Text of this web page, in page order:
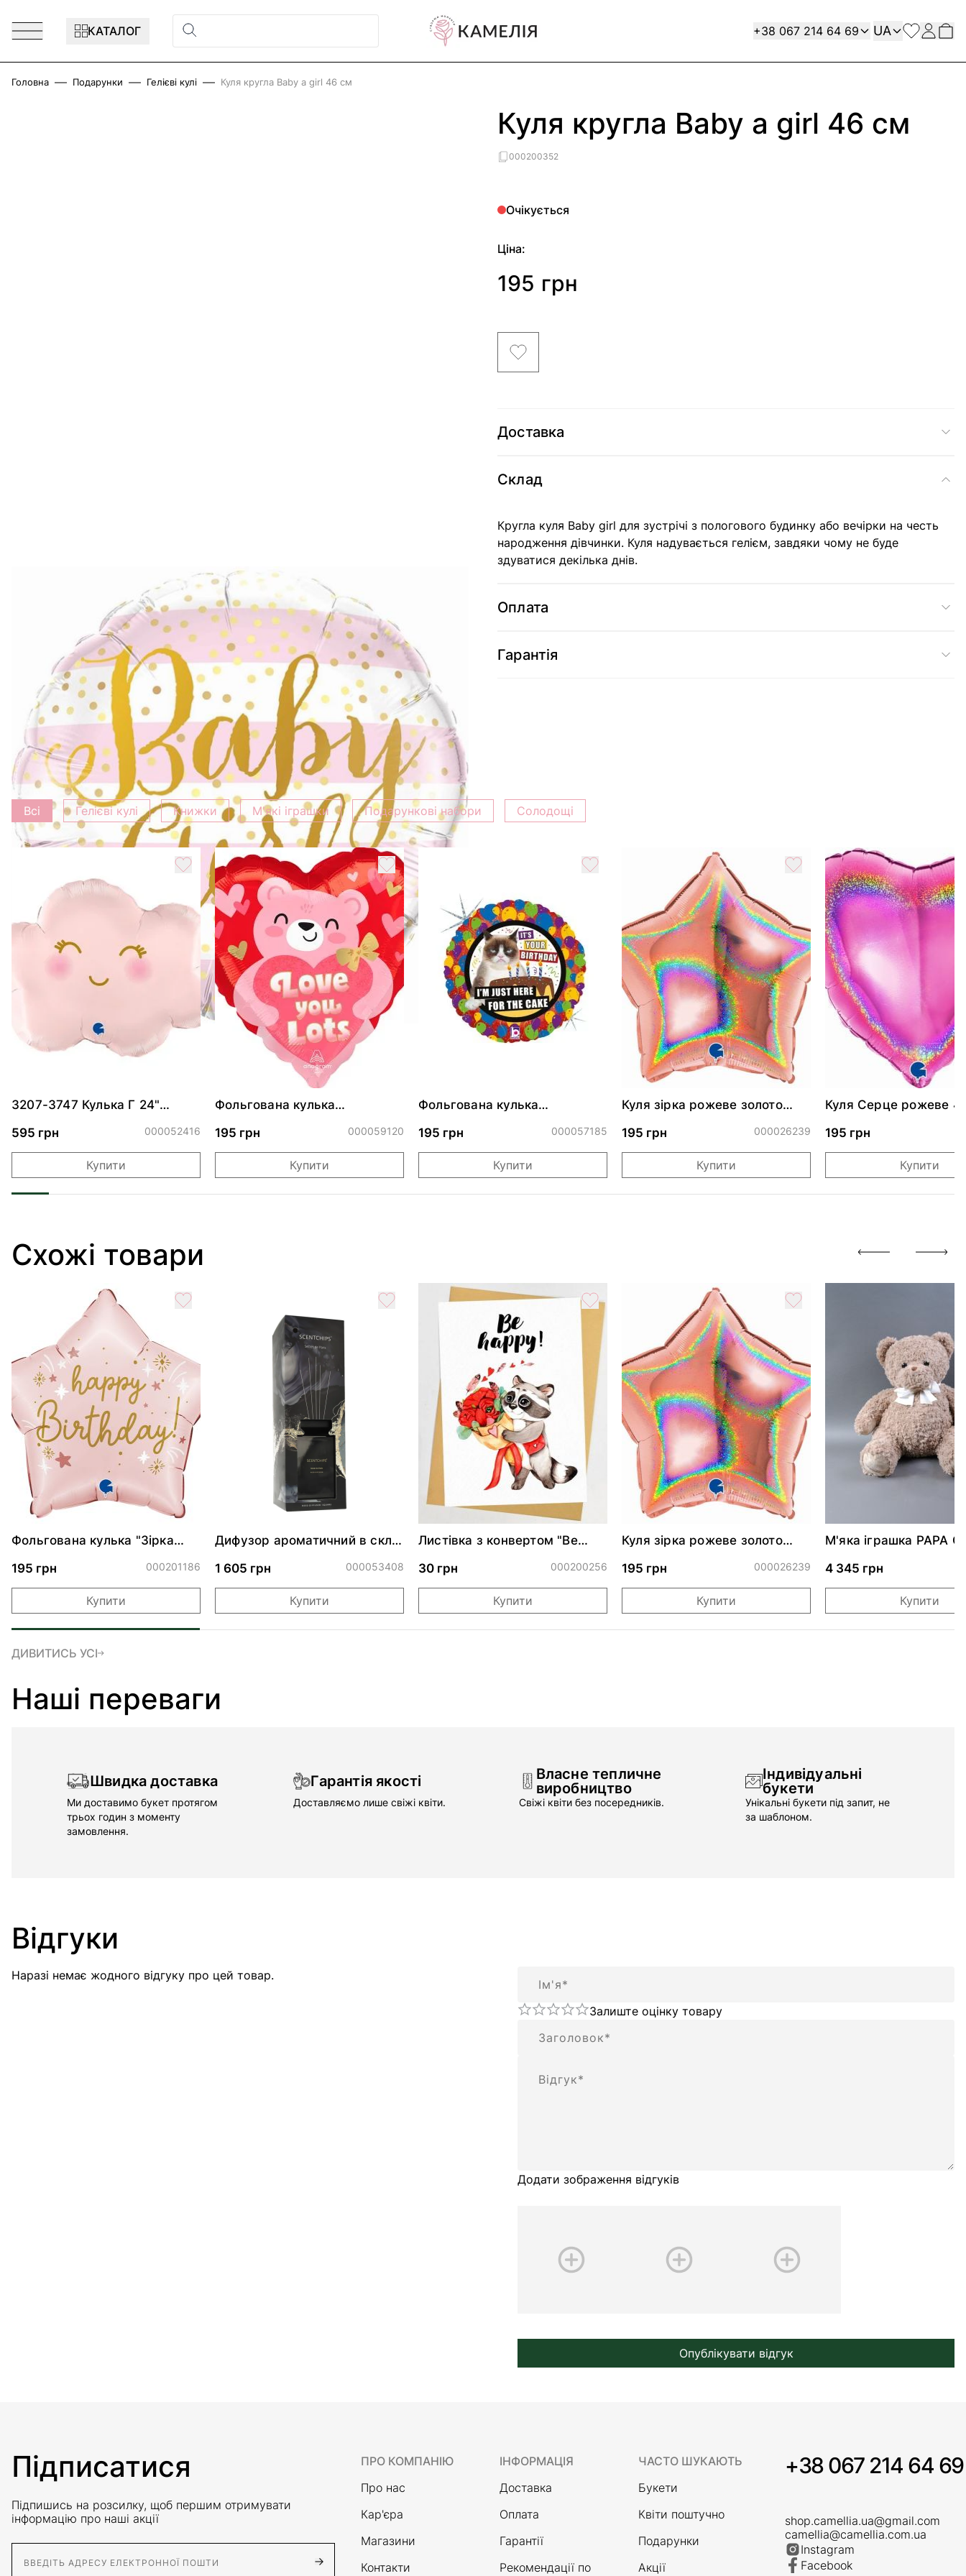
КАТАЛОГ
Contact
+38 067 214 64 69 Мова
UA
Головна Подарунки Гелієві кулі Куля кругла Baby a girl 46 см
Куля кругла Baby a girl 46 см
000200352
Очікується
Ціна:
195 грн
Доставка
Склад
Кругла куля Baby girl для зустрічі з пологового будинку або вечірки на честь
народження дівчинки. Куля надувається гелієм, завдяки чому не буде
здуватися декілька днів.
Оплата
Гарантія
Характеристика
Вага 0.5 кг
Додати до букету
Всі Гелієві кулі Книжки М'які іграшки Подарункові набори Солодощі
3207-3747 Кулька Г 24"
595 грн
000052416
Купити
Фольгована кулька
обіймами"
195 грн 000059120
Купити
Фольгована кулька
ДР"
195 грн 000057185
Купити
Куля зірка рожеве золото
195 грн
000026239
Купити
Куля Серце рожеве
195 грн
Купити
Схожі товари
Фольгована кулька "Зірка
195 грн
000201186
Купити
Дифузор ароматичний в склі
500мл
1 605 грн 000053408
Купити
Листівка з конвертом "Be
30 грн
000200256
Купити
Куля зірка рожеве золото
195 грн
000026239
Купити
М'яка іграшка PAPA
4 345 грн
Купити
ДИВИТИСЬ УСІ
Наші переваги
Швидка доставка
Ми доставимо букет протягом
трьох годин з моменту
замовлення.
Гарантія якості
Доставляємо лише свіжі квіти.
Власне тепличне
виробництво
Свіжі квіти без посередників.
Індивідуальні
букети
Унікальні букети під запит, не
за шаблоном.
Відгуки
Наразі немає жодного відгуку про цей товар.
Залиште оцінку товару
Додати зображення відгуків
Опублікувати відгук
Підписатися
Підпишись на розсилку, щоб першим отримувати
інформацію про наші акції
ПРО КОМПАНІЮ
Про нас
Кар'єра
Магазини
Контакти
ІНФОРМАЦІЯ
Доставка
Оплата
Гарантії
Рекомендації по
ЧАСТО ШУКАЮТЬ
Букети
Квіти поштучно
Подарунки
Акції
+38 067 214 64 69
shop.camellia.ua@gmail.com
camellia@camellia.com.ua
Instagram
Facebook